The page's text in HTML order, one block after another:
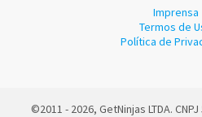
Imprensa
Termos de
Política de
©2011 - 2026, GetNinjas LTDA.